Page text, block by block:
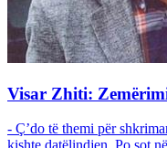
Visar Zhiti:
- Ç’do të themi për